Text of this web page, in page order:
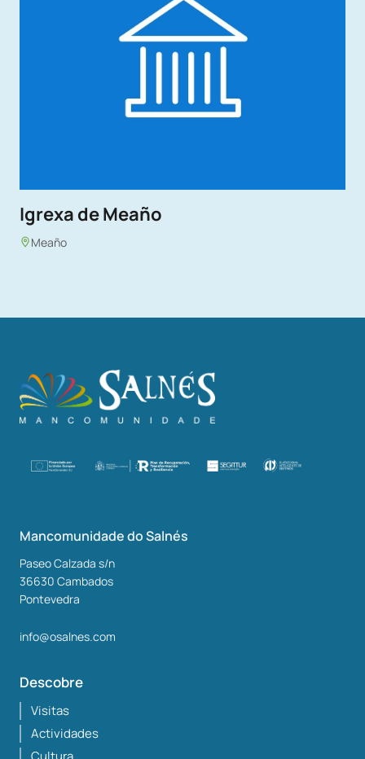
Igrexa de Meaño
Meaño
Mancomunidade do Salnés
Paseo Calzada s/n
36630 Cambados
Pontevedra
info@osalnes.com
Descobre
Visitas
Actividades